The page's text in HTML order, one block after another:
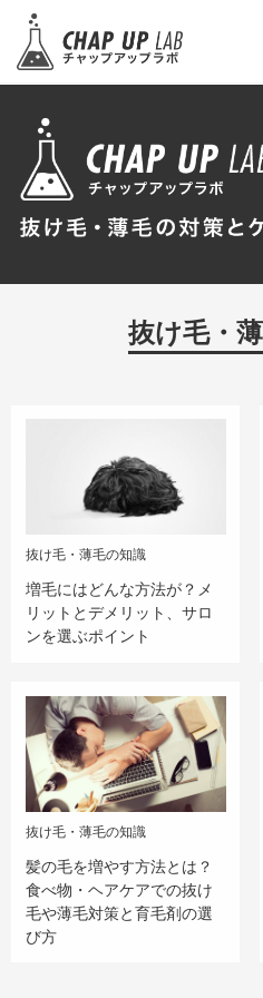
抜け毛・
抜け毛・薄毛の知識
増毛にはどんな方法が？メ
リットとデメリット、サロ
ンを選ぶポイント
抜け毛・薄毛の知識
髪の毛を増やす方法とは？
食べ物・ヘアケアでの抜け
毛や薄毛対策と育毛剤の選
び方